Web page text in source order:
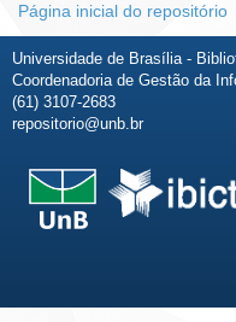
Página inicial do repositório
Universidade de Brasília -
Coordenadoria de Gestão da
(61) 3107-2683
repositorio@unb.br